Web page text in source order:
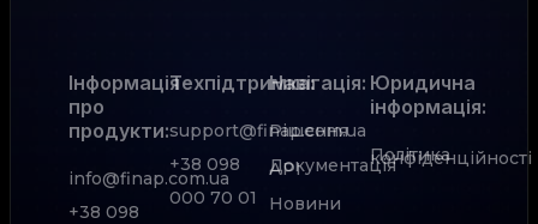
Інформація
про
продукти:
info@finap.com.ua
+38 098
Техпідтримка:
support@finap.com.ua
+38 098
000 70 01
Рішення
Документація
АРІ
Новини
Навігація: Юридична
інформація:
Політика
конфіденційності